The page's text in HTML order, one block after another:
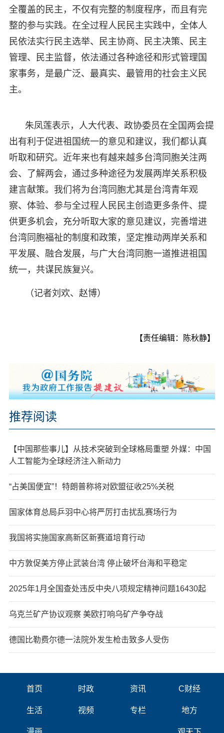
全覆盖的民主，不仅有完整的制度程序，而且有完
整的参与实践。在全过程人民民主实践中，全体人
民依法实行民主选举、民主协商、民主决策、民主
管理、民主监督，依法通过各种途径和形式管理国
家事务，是最广泛、最真实、最管用的社会主义民
主。
朱凤莲表示，人大代表、政协委员在全国两会提
出有利于促进祖国统一的意见和建议，我们都认真
听取和研究。近年来也有越来越多台湾同胞关注两
会、了解两会，通过多种途径为发展两岸关系积极
建言献策。我们将为台湾同胞尤其是台湾青年观
察、体验、参与全过程人民民主创造更多条件、提
供更多机会，充分听取大家的意见建议，完善增进
台湾同胞福祉的制度和政策，坚定推动两岸关系和
平发展、融合发展，与广大台湾同胞一道推进祖国
统一，共谋民族复兴。
（记者刘欢、赵博）
【责任编辑：陈秋静】
推荐阅读
【中国那些事儿】从技术突破到全球格局重塑 外媒：中国
人工智能为全球经济注入新动力
“占美国便宜”！特朗普称将对欧盟征收25%关税
国家体育总局乒羽中心将严厉打击扰乱赛场行为
我国将实施国家高新区新赛道培育行动
中方敦促美方停止武装台湾 停止破坏台海和平稳定
2025年1月全国查处违反中央八项规定精神问题16430起
乌克兰矿产协议观察 美欧打响乌矿产争夺战
德国比勒费尔德一法院外发生枪击致多人受伤
首页 时政 资讯 C财经
生活 视频 专栏 地方